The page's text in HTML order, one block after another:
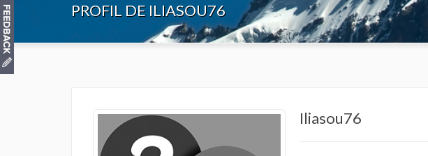
PROFIL DE ILIASOU76
Iliasou76